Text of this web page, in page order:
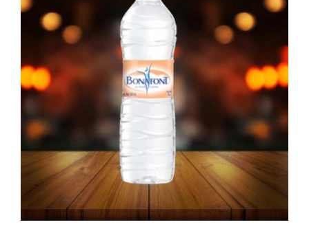
PEDIR AHORA
DETAILS